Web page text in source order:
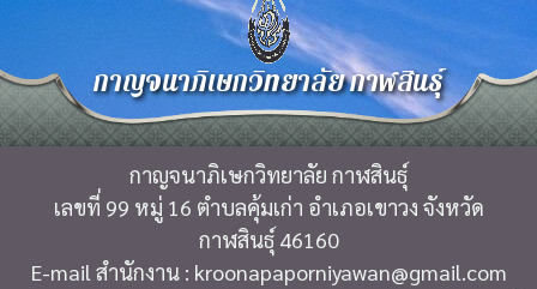
กาญจนาภิเษกวิทยาลัย กาฬสินธุ์
กาญจนาภิเษกวิทยาลัย กาฬสินธุ์
เลขที่ 99 หมู่ 16 ตำบลคุ้มเก่า อำเภอเขาวง จังหวัด
กาฬสินธุ์ 46160
E-mail สำนักงาน : kroonapaporniyawan@gmail.com